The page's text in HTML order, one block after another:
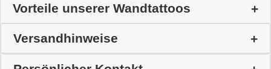
Vorteile unserer Wandtattoos
Versandhinweise